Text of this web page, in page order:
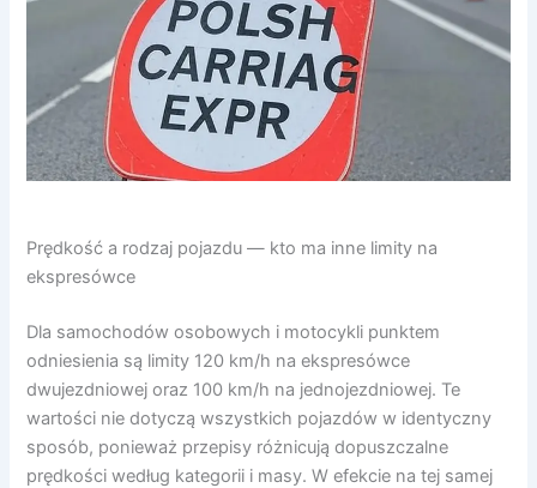
Prędkość a rodzaj pojazdu — kto ma inne limity na
ekspresówce
Dla samochodów osobowych i motocykli punktem
odniesienia są limity 120 km/h na ekspresówce
dwujezdniowej oraz 100 km/h na jednojezdniowej. Te
wartości nie dotyczą wszystkich pojazdów w identyczny
sposób, ponieważ przepisy różnicują dopuszczalne
prędkości według kategorii i masy. W efekcie na tej samej